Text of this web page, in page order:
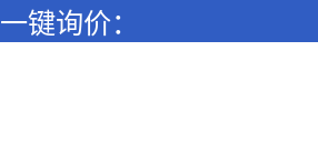
一键询价：